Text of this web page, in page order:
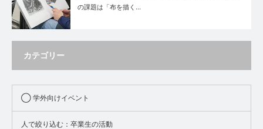
の課題は「布を描く…
カテゴリー
◯ 学外向けイベント
人で絞り込む：卒業生の活動